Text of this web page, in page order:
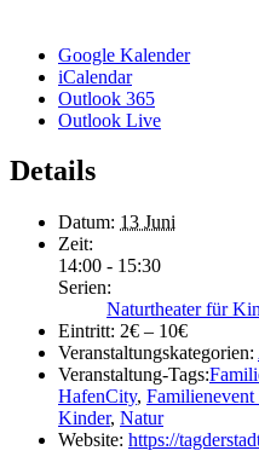
Google Kalender
iCalendar
Outlook 365
Outlook Live
Details
Datum: 13 Juni
Zeit:
14:00 - 15:30
Serien:
Naturtheater für
Eintritt: 2€ – 10€
Veranstaltungskategorien:
Veranstaltung-Tags:
HafenCity,
Kinder, Natur
Website: https://